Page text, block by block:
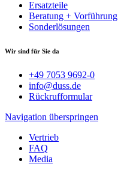
Ersatzteile
Beratung + Vorführung
Sonderlösungen
Wir sind für Sie da
+49 7053 9692-0
info@duss.de
Rückrufformular
Navigation überspringen
Vertrieb
FAQ
Media